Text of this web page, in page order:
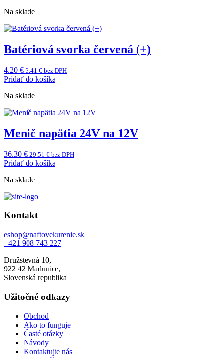
Na sklade
Batériová svorka červená (+)
4.20 € 3.41 € bez DPH
Pridať do košíka
Na sklade
Menič napätia 24V na 12V
36.30 € 29.51 € bez DPH
Pridať do košíka
Na sklade
Kontakt
eshop@naftovekurenie.sk
+421 908 743 227
Družstevná 10,
922 42 Madunice,
Slovenská republika
Užitočné odkazy
Obchod
Ako to funguje
Časté otázky
Návody
Kontaktujte nás